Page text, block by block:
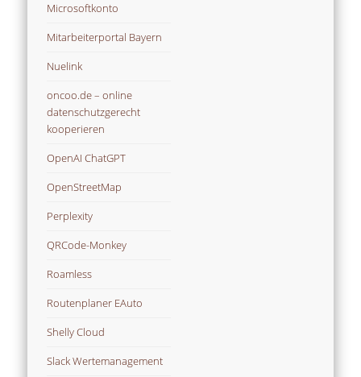
Microsoftkonto
Mitarbeiterportal Bayern
Nuelink
oncoo.de – online
datenschutzgerecht
kooperieren
OpenAI ChatGPT
OpenStreetMap
Perplexity
QRCode-Monkey
Roamless
Routenplaner EAuto
Shelly Cloud
Slack Wertemanagement